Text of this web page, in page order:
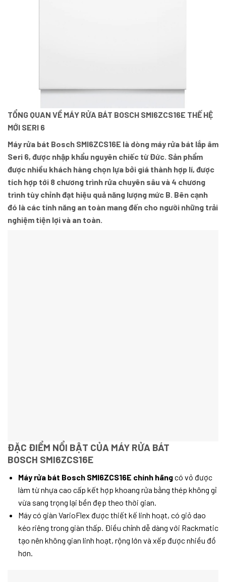
TỔNG QUAN VỀ MÁY RỬA BÁT BOSCH SMI6ZCS16E THẾ HỆ
MỚI SERI 6
Máy rửa bát Bosch SMI6ZCS16E là dòng máy rửa bát lắp âm
Seri 6, được nhập khẩu nguyên chiếc từ Đức. Sản phẩm
được nhiều khách hàng chọn lựa bởi giá thành hợp lí, được
tích hợp tới 8 chương trình rửa chuyên sâu và 4 chương
trình tùy chỉnh đạt hiệu quả năng lượng mức B. Bên cạnh
đó là các tính năng an toàn mang đến cho người những trải
nghiệm tiện lợi và an toàn.
ĐẶC ĐIỂM NỔI BẬT CỦA MÁY RỬA BÁT
BOSCH SMI6ZCS16E
Máy rửa bát Bosch SMI6ZCS16E chính hãngcó vỏ được
làm từ nhựa cao cấp kết hợp khoang rửa bằng thép không gỉ
vừa sang trọng lại bền đẹp theo thời gian.
Máy có giàn VarioFlex được thiết kế linh hoạt, có giỏ dao
kéo riêng trong giàn thấp. Điều chỉnh dễ dàng với Rackmatic
tạo nên không gian linh hoạt, rộng lớn và xếp được nhiều đồ
hơn.